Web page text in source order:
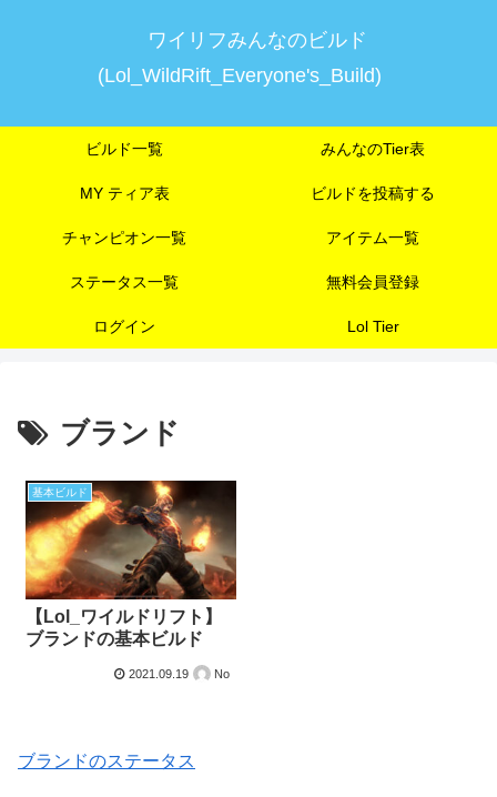
ワイリフみんなのビルド
(Lol_WildRift_Everyone's_Build)
ビルド一覧 みんなのTier表
MY ティア表 ビルドを投稿する
チャンピオン一覧 アイテム一覧
ステータス一覧 無料会員登録
ログイン Lol Tier
ブランド
基本ビルド
【Lol_ワイルドリフト】
ブランドの基本ビルド
2021.09.19 No
ブランドのステータス